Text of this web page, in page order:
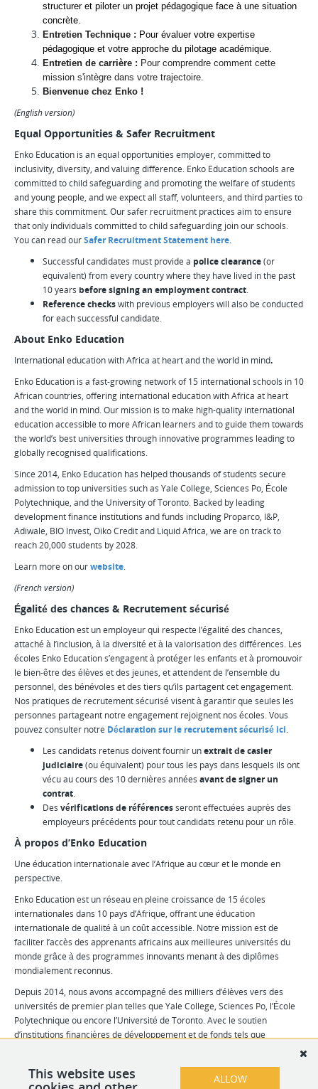
structurer et piloter un projet pédagogique face à une situation
concrète.
Entretien Technique : Pour évaluer votre expertise
pédagogique et votre approche du pilotage académique.
Entretien de carrière : Pour comprendre comment cette
mission s'intègre dans votre trajectoire.
Bienvenue chez Enko !
(English version)
Equal Opportunities & Safer Recruitment
Enko Education is an equal opportunities employer, committed to
inclusivity, diversity, and valuing difference. Enko Education schools are
committed to child safeguarding and promoting the welfare of students
and young people, and we expect all staff, volunteers, and third parties to
share this commitment. Our safer recruitment practices aim to ensure
that only individuals committed to child safeguarding join our schools.
You can read ourSafer Recruitment Statement here.
Successful candidates must provide a police clearance(or
equivalent) from every country where they have lived in the past
10 years before signing an employment contract.
Reference checkswith previous employers will also be conducted
for each successful candidate.
About Enko Education
International education with Africa at heart and the world in mind.
Enko Education is a fast-growing network of 15 international schools in 10
African countries, offering international education with Africa at heart
and the world in mind. Our mission is to make high-quality international
education accessible to more African learners and to guide them towards
the world’s best universities through innovative programmes leading to
globally recognised qualifications.
Since 2014, Enko Education has helped thousands of students secure
admission to top universities such as Yale College, Sciences Po, École
Polytechnique, and the University of Toronto. Backed by leading
development finance institutions and funds including Proparco, I&P,
Adiwale, BIO Invest, Oiko Credit and Liquid Africa, we are on track to
reach 20,000 students by 2028.
Learn more on ourwebsite.
(French version)
Égalité des chances & Recrutement sécurisé
Enko Education est un employeur qui respecte l’égalité des chances,
attaché à l’inclusion, à la diversité et à la valorisation des différences. Les
écoles Enko Education s’engagent à protéger les enfants et à promouvoir
le bien-être des élèves et des jeunes, et attendent de l’ensemble du
personnel, des bénévoles et des tiers qu’ils partagent cet engagement.
Nos pratiques de recrutement sécurisé visent à garantir que seules les
personnes partageant notre engagement rejoignent nos écoles. Vous
pouvez consulter notre Déclaration sur le recrutement sécurisé ici.
Les candidats retenus doivent fournir unextrait de casier
judiciaire(ou équivalent) pour tous les pays dans lesquels ils ont
vécu au cours des 10 dernières années avant de signer un
contrat.
Des vérifications de référencesseront effectuées auprès des
employeurs précédents pour tout candidats retenu pour un rôle.
À propos d’Enko Education
Une éducation internationale avec l’Afrique au cœur et le monde en
perspective.
Enko Education est un réseau en pleine croissance de 15 écoles
internationales dans 10 pays d’Afrique, offrant une éducation
internationale de qualité à un coût accessible. Notre mission est de
faciliter l’accès des apprenants africains aux meilleures universités du
monde grâce à des programmes innovants menant à des diplômes
mondialement reconnus.
Depuis 2014, nous avons accompagné des milliers d’élèves vers des
universités de premier plan telles que Yale College, Sciences Po, l’École
Polytechnique ou encore l’Université de Toronto. Avec le soutien
d’institutions financières de développement et de fonds tels que
Pour en savoir plus, visitez notre
This website uses ALLOW